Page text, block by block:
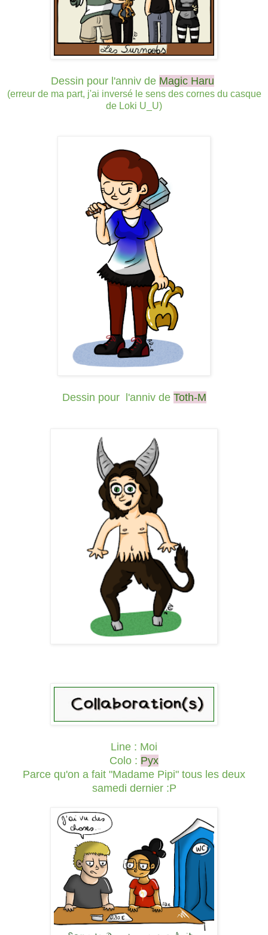
Dessin pour l'anniv de Magic Haru
(erreur de ma part, j'ai inversé le sens des cornes du casque
de Loki U_U)
Dessin pour l'anniv de Toth-M
Line : Moi
Colo : Pyx
Parce qu'on a fait "Madame Pipi" tous les deux
samedi dernier :P